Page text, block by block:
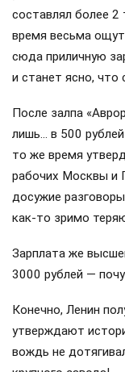
составлял более
время весьма
сюда приличную
и станет ясно, что
После залпа
лишь… в 500
то же время
рабочих Москвы и
досужие
как-то зримо
Зарплата же
3000 рублей —
Конечно, Ленин
утверждают
вождь не